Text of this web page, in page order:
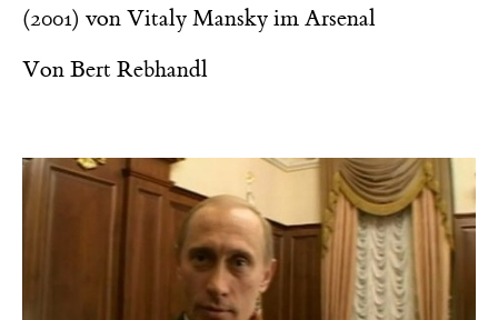
(2001) von Vitaly Mansky im Arsenal
Von Bert Rebhandl